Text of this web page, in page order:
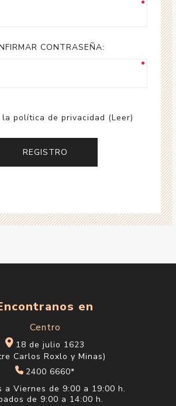
CONTRASEÑA:
política de privacidad (Leer)
en
Centro
18 de julio 1623
Carlos Roxlo y Minas)
2400 6660*
a Viernes de 9:00 a 19:00 h.
de 9:00 a 14:00 h.